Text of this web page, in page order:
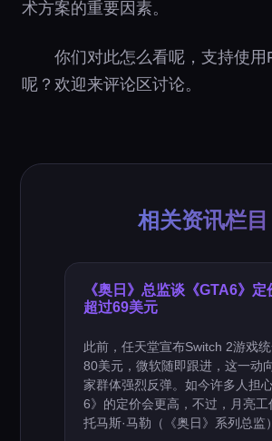
术方案的重要因素。
你们对此怎么看呢，支持使用
呢？欢迎来评论区讨论。
相关资讯栏目
《奥日》总监谈《GTA6》定
超过69美元
此前，任天堂宣布Switch 2游戏
80美元，微软随即跟进，这一动
家群体强烈反弹。如今许多人担
6》的定价会更高，不过，月亮工
托马斯·马勒（《奥日》系列总监